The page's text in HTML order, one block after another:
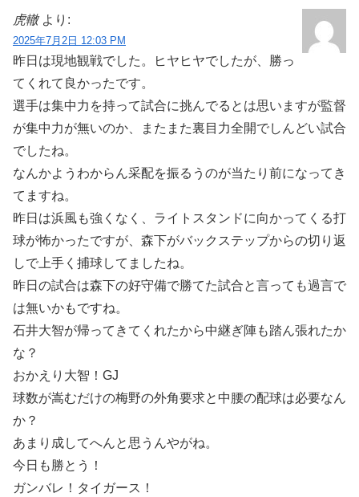
虎轍 より:
2025年7月2日 12:03 PM
昨日は現地観戦でした。ヒヤヒヤでしたが、勝っ
てくれて良かったです。
選手は集中力を持って試合に挑んでるとは思いますが監督
が集中力が無いのか、またまた裏目力全開でしんどい試合
でしたね。
なんかようわからん采配を振るうのが当たり前になってき
てますね。
昨日は浜風も強くなく、ライトスタンドに向かってくる打
球が怖かったですが、森下がバックステップからの切り返
しで上手く捕球してましたね。
昨日の試合は森下の好守備で勝てた試合と言っても過言で
は無いかもですね。
石井大智が帰ってきてくれたから中継ぎ陣も踏ん張れたか
な？
おかえり大智！GJ
球数が嵩むだけの梅野の外角要求と中腰の配球は必要なん
か？
あまり成してへんと思うんやがね。
今日も勝とう！
ガンバレ！タイガース！